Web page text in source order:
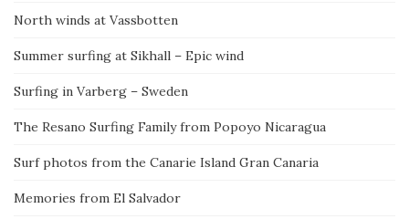
North winds at Vassbotten
Summer surfing at Sikhall – Epic wind
Surfing in Varberg – Sweden
The Resano Surfing Family from Popoyo Nicaragua
Surf photos from the Canarie Island Gran Canaria
Memories from El Salvador